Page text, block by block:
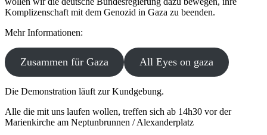
Komplizenschaft mit dem Genozid in Gaza zu beenden.
Mehr Informationen:
Zusammen für Gaza All Eyes on gaza
Die Demonstration läuft zur Kundgebung.
Alle die mit uns laufen wollen, treffen sich ab 14h30 vor der
Marienkirche am Neptunbrunnen / Alexanderplatz